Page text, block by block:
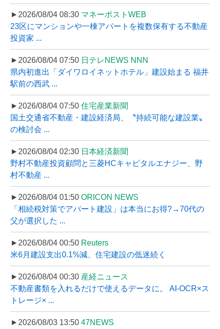
►2026/08/04 08:30 マネーポストWEB
23区にマンションや一棟アパートを複数保有する不動産
投資家 ...
►2026/08/04 07:50 日テレNEWS NNN
県内初進出「ダイワロイネットホテル」建設始まる 福井
駅前の西武 ...
►2026/08/04 07:50 住宅産業新聞
国土交通省不動産・建設経済局、〝持続可能な建設業〟
の検討会 ...
►2026/08/04 02:30 日本経済新聞
野村不動産投資顧問と三菱HCキャピタルエナジー、野
村不動産 ...
►2026/08/04 01:50 ORICON NEWS
「相続税対策でアパート建設」は本当にお得?→70代の
父が選択した ...
►2026/08/04 00:50 Reuters
米6月建設支出0.1%減、住宅建設の低迷続く
►2026/08/04 00:30 産経ニュース
不動産書類を入れるだけで使えるデータに。 AI-OCR×ス
トレージ× ...
►2026/08/03 13:50 47NEWS